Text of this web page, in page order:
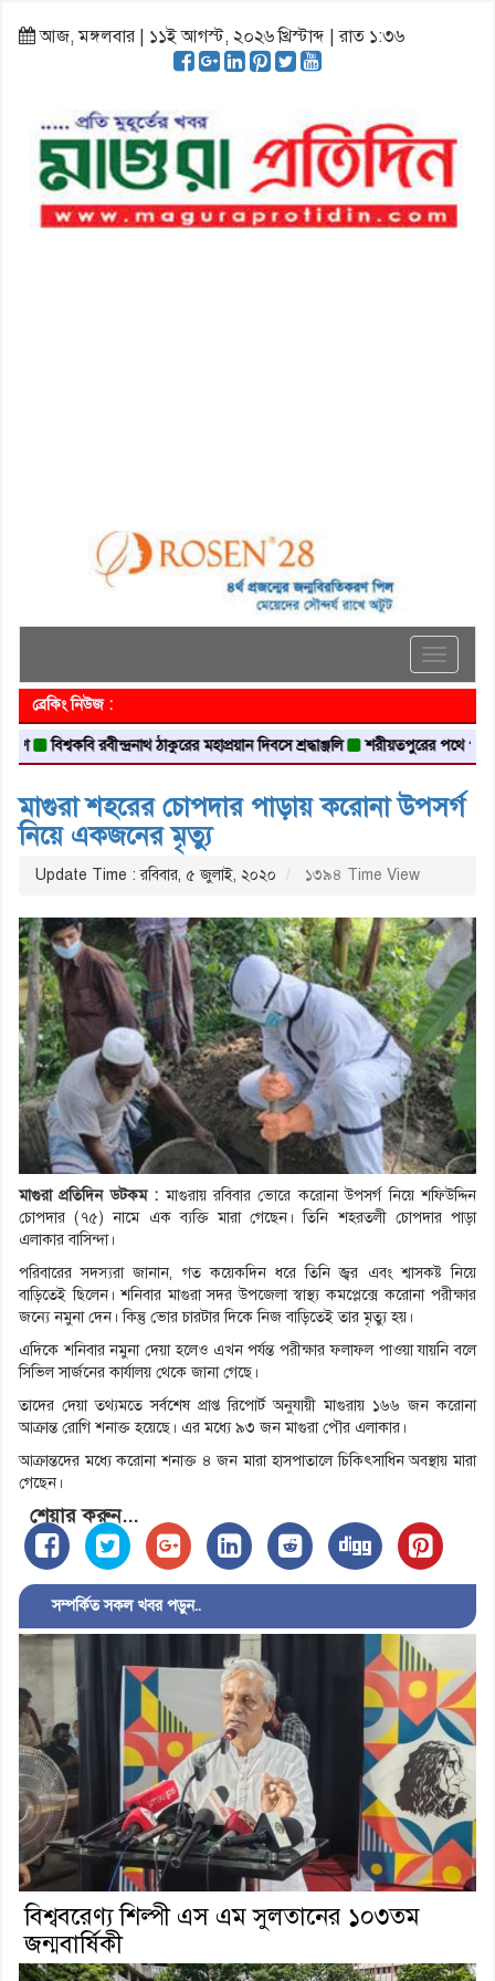
আজ, মঙ্গলবার | ১১ই আগস্ট, ২০২৬ খ্রিস্টাব্দ | রাত ১:৩৬
Toggle
ব্রেকিং নিউজ :
বিশ্বকবি রবীন্দ্রনাথ ঠাকুরের মহাপ্রয়ান দিবসে শ্রদ্ধাঞ্জলি শরীয়তপুরের পথে পথে : মঠ,
মাগুরা শহরের চোপদার পাড়ায় করোনা উপসর্গ
নিয়ে একজনের মৃত্যু
Update Time : রবিবার, ৫ জুলাই, ২০২০ ১৩৯৪ Time View
মাগুরা প্রতিদিন ডটকম : মাগুরায় রবিবার ভোরে করোনা উপসর্গ নিয়ে শফিউদ্দিন
চোপদার (৭৫) নামে এক ব্যক্তি মারা গেছেন। তিনি শহরতলী চোপদার পাড়া
এলাকার বাসিন্দা।
পরিবারের সদস্যরা জানান, গত কয়েকদিন ধরে তিনি জ্বর এবং শ্বাসকষ্ট নিয়ে
বাড়িতেই ছিলেন। শনিবার মাগুরা সদর উপজেলা স্বাস্থ্য কমপ্লেক্সে করোনা পরীক্ষার
জন্যে নমুনা দেন। কিন্তু ভোর চারটার দিকে নিজ বাড়িতেই তার মৃত্যু হয়।
এদিকে শনিবার নমুনা দেয়া হলেও এখন পর্যন্ত পরীক্ষার ফলাফল পাওয়া যায়নি বলে
সিভিল সার্জনের কার্যালয় থেকে জানা গেছে।
তাদের দেয়া তথ্যমতে সর্বশেষ প্রাপ্ত রিপোর্ট অনুযায়ী মাগুরায় ১৬৬ জন করোনা
আক্রান্ত রোগি শনাক্ত হয়েছে। এর মধ্যে ৯৩ জন মাগুরা পৌর এলাকার।
আক্রান্তদের মধ্যে করোনা শনাক্ত ৪ জন মারা হাসপাতালে চিকিৎসাধিন অবস্থায় মারা
গেছেন।
শেয়ার করুন...
সম্পর্কিত সকল খবর পড়ুন..
বিশ্ববরেণ্য শিল্পী এস এম সুলতানের ১০৩তম
জন্মবার্ষিকী